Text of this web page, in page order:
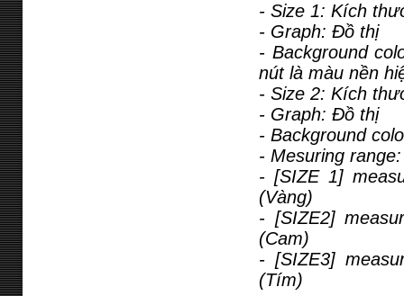
- Size 1: Kích
- Graph: Đồ thị
- Background
nút là màu nền
- Size 2: Kích
- Graph: Đồ thị
- Background
- Mesuring
- [SIZE 1]
(Vàng)
- [SIZE2]
(Cam)
- [SIZE3]
(Tím)